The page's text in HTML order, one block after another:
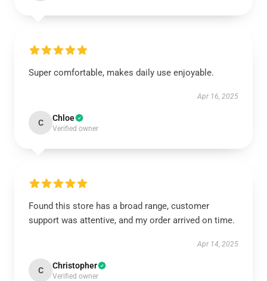
Super comfortable, makes daily use enjoyable.
Apr 16, 2025
C Chloe
Verified owner
Found this store has a broad range, customer
support was attentive, and my order arrived on time.
Apr 14, 2025
C Christopher
Verified owner